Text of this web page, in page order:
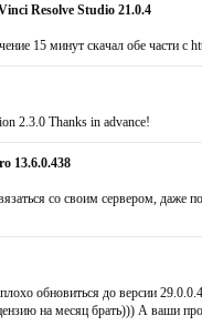
Resolve Studio 21.0.4
15 минут скачал обе части с
2.3.0 Thanks in advance!
13.6.0.438
со своим сервером, даже
обновиться до версии
на месяц брать))) А ваши